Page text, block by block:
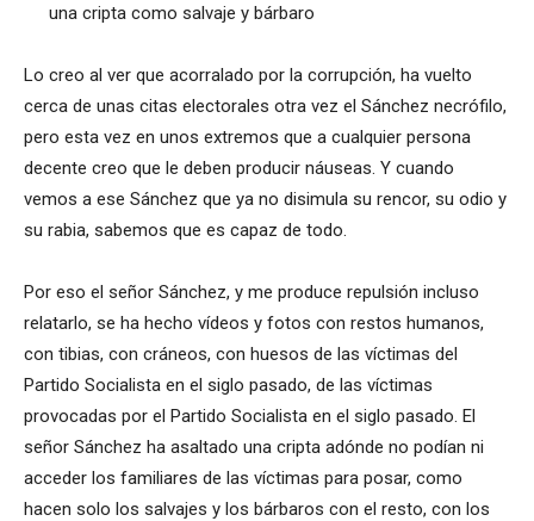
una cripta como salvaje y bárbaro
Lo creo al ver que acorralado por la corrupción, ha vuelto
cerca de unas citas electorales otra vez el Sánchez necrófilo,
pero esta vez en unos extremos que a cualquier persona
decente creo que le deben producir náuseas. Y cuando
vemos a ese Sánchez que ya no disimula su rencor, su odio y
su rabia, sabemos que es capaz de todo.
Por eso el señor Sánchez, y me produce repulsión incluso
relatarlo, se ha hecho vídeos y fotos con restos humanos,
con tibias, con cráneos, con huesos de las víctimas del
Partido Socialista en el siglo pasado, de las víctimas
provocadas por el Partido Socialista en el siglo pasado. El
señor Sánchez ha asaltado una cripta adónde no podían ni
acceder los familiares de las víctimas para posar, como
hacen solo los salvajes y los bárbaros con el resto, con los